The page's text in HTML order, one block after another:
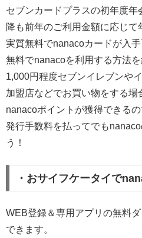
セブンカードプラスの初年度年
降も前年のご利用金額に応じて
実質無料でnanacoカードが入手
無料でnanacoを利用する方法
1,000円程度セブンイレブンや
加盟店などでお買い物をする
nanacoポイントが獲得できる
発行手数料を払ってでも
う！
・おサイフケータイで
WEB登録＆専用アプリの無料
できます。